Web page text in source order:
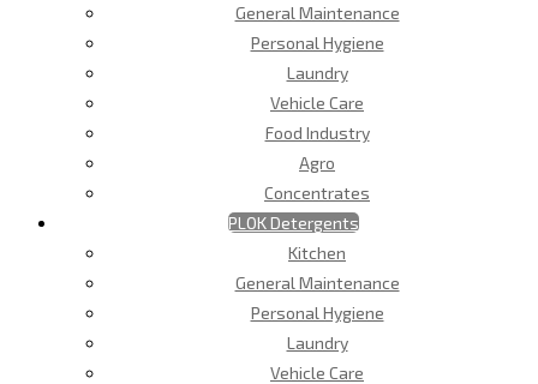
General Maintenance
Personal Hygiene
Laundry
Vehicle Care
Food Industry
Agro
Concentrates
PLOK Detergents
Kitchen
General Maintenance
Personal Hygiene
Laundry
Vehicle Care